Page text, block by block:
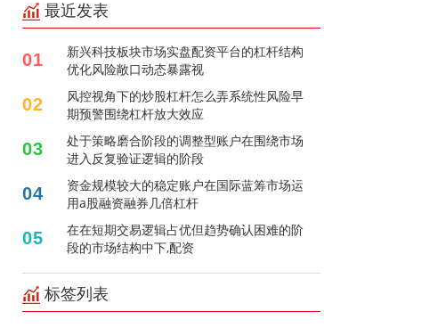
最近发表
01
新兴科技板块市场实盘配资平台的杠杆结构
优化风险敞口动态暴露视
02
风控视角下的炒股杠杆怎么弄系统性风险早
期预警围绕杠杆放大效应
03
处于策略磨合阶段的调整型账户在围绕市场
进入反复验证逻辑的阶段
04
资金规模较大的稳定账户在国际蓝筹市场运
用a股融资融券几倍杠杆
05
在在短期交易逻辑占优但趋势确认困难的阶
段的市场结构中下,配资
标签列表